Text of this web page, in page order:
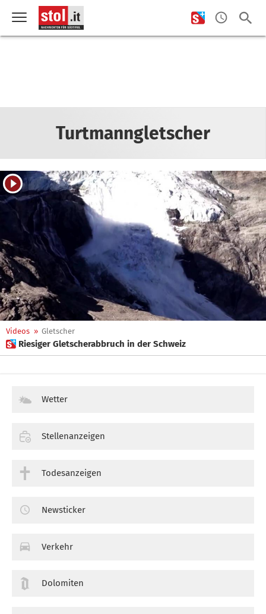
Turtmanngletscher
Videos » Gletscher
 Riesiger Gletscherabbruch in der Schweiz
Wetter
Stellenanzeigen
Todesanzeigen
Newsticker
Verkehr
Dolomiten